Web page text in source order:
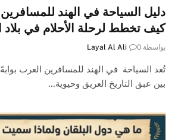
كيف تخطط لرحلة الأحلام في بلاد
بواسطة Layal Al Ali 0
تُعد السياحة في الهند للمسافرين العرب
بين عبق التاريخ العريق وحيوية…